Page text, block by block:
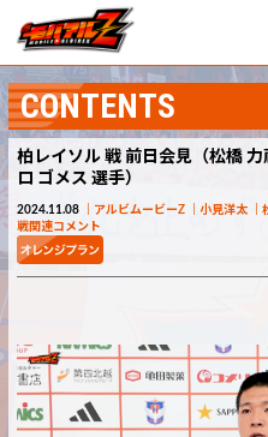
CONTENTS
柏レイソル 戦 前日会見（松橋
ロ ゴメス 選手）
2024.11.08 アルビムービーZ 小見洋太
戦関連コメント